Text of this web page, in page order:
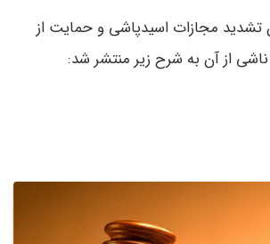
تشدید مجازات اسیدپاشی و حمایت از
ناشی از آن به شرح زیر منتشر شد: